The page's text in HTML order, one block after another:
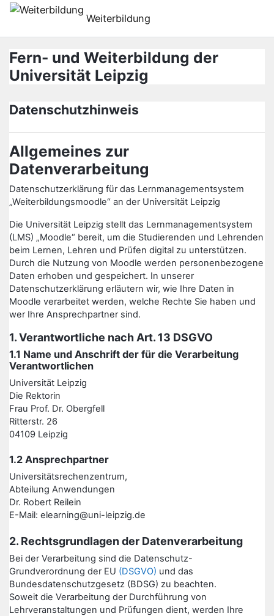
Preskoči na sadržaj
Weiterbildung
Fern- und Weiterbildung der
Universität Leipzig
Datenschutzhinweis
Allgemeines zur
Datenverarbeitung
Datenschutzerklärung für das Lernmanagementsystem
„Weiterbildungsmoodle“ an der Universität Leipzig
Die Universität Leipzig stellt das Lernmanagementsystem
(LMS) „Moodle“ bereit, um die Studierenden und Lehrenden
beim Lernen, Lehren und Prüfen digital zu unterstützen.
Durch die Nutzung von Moodle werden personenbezogene
Daten erhoben und gespeichert. In unserer
Datenschutzerklärung erläutern wir, wie Ihre Daten in
Moodle verarbeitet werden, welche Rechte Sie haben und
wer Ihre Ansprechpartner sind.
1. Verantwortliche nach Art. 13 DSGVO
1.1 Name und Anschrift der für die Verarbeitung
Verantwortlichen
Universität Leipzig
Die Rektorin
Frau Prof. Dr. Obergfell
Ritterstr. 26
04109 Leipzig
1.2 Ansprechpartner
Universitätsrechenzentrum,
Abteilung Anwendungen
Dr. Robert Reilein
E-Mail: elearning@uni-leipzig.de
2. Rechtsgrundlagen der Datenverarbeitung
Bei der Verarbeitung sind die Datenschutz-
Grundverordnung der EU (DSGVO) und das
Bundesdatenschutzgesetz (BDSG) zu beachten.
Soweit die Verarbeitung der Durchführung von
Lehrveranstaltungen und Prüfungen dient, werden Ihre